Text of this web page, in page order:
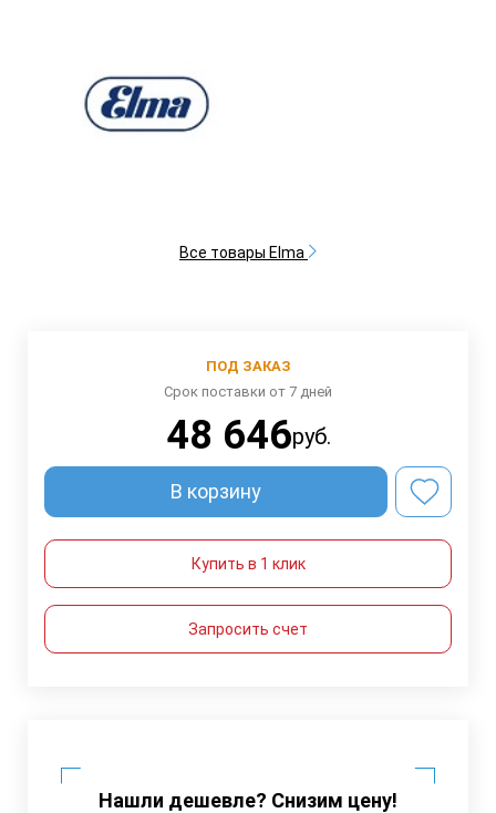
Все товары Elma
ПОД ЗАКАЗ
Срок поставки от 7 дней
48 646руб.
В корзину
Купить в 1 клик
Запросить счет
Нашли дешевле? Снизим цену!